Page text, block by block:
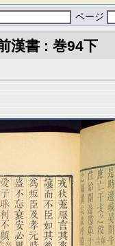
ページ
漢書 : 巻94下